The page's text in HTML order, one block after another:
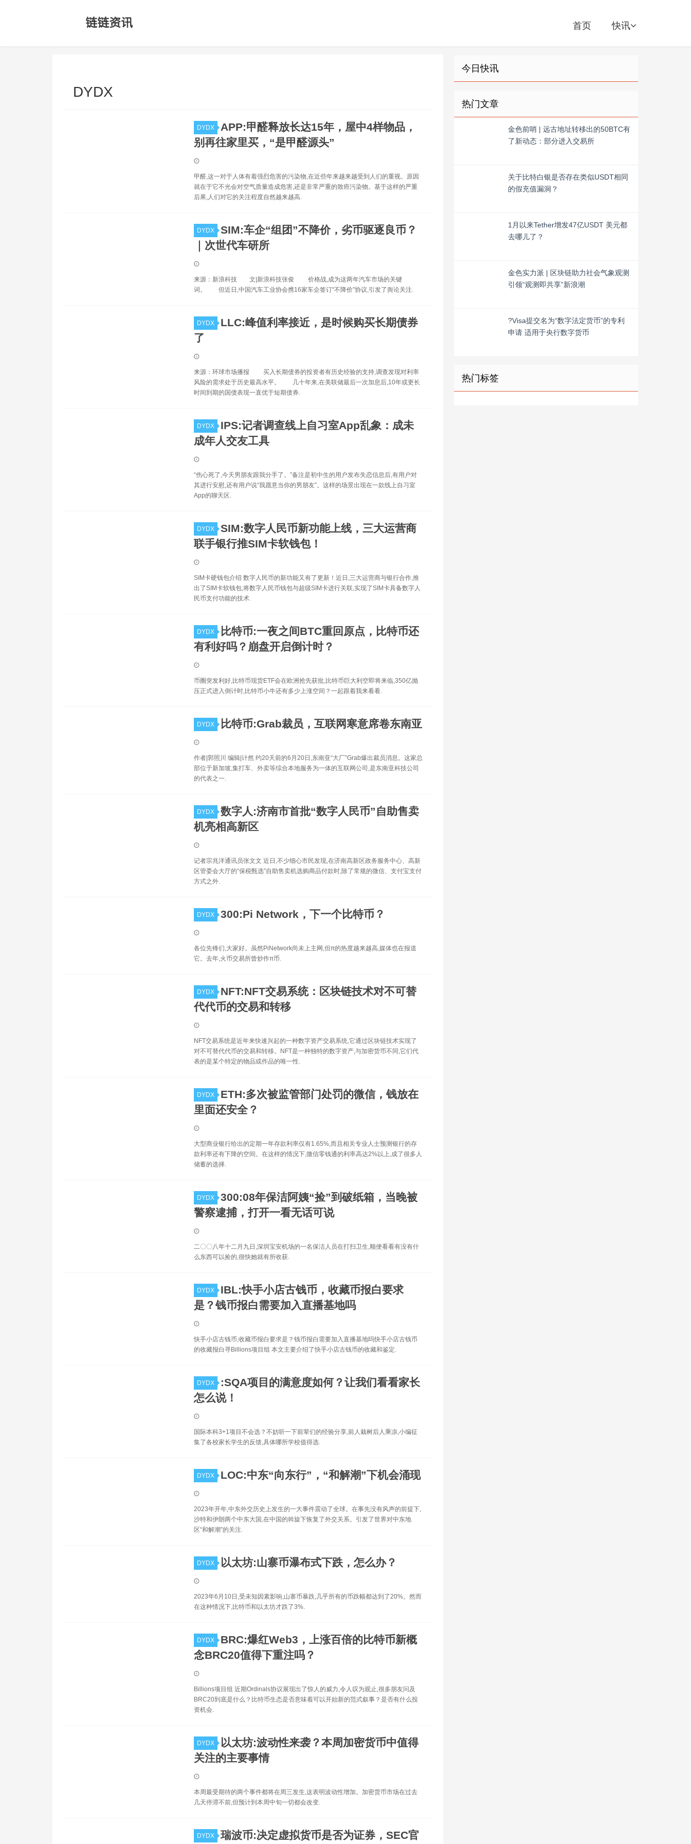
首页 快讯
DYDX
DYDX
APP:甲醛释放长达15年，屋中4样物品，
别再往家里买，“是甲醛源头”
甲醛,这一对于人体有着强烈危害的污染物,在近些年来越来越受到人们的重视。原因
就在于它不光会对空气质量造成危害,还是非常严重的致癌污染物。基于这样的严重
后果,人们对它的关注程度自然越来越高.
DYDX
SIM:车企“组团”不降价，劣币驱逐良币？
｜次世代车研所
来源：新浪科技 文|新浪科技张俊 价格战,成为这两年汽车市场的关键
词。 但近日,中国汽车工业协会携16家车企签订“不降价”协议,引发了舆论关注.
DYDX
LLC:峰值利率接近，是时候购买长期债券
了
来源：环球市场播报 买入长期债券的投资者有历史经验的支持,调查发现对利率
风险的需求处于历史最高水平。 几十年来,在美联储最后一次加息后,10年或更长
时间到期的国债表现一直优于短期债券.
DYDX
IPS:记者调查线上自习室App乱象：成未
成年人交友工具
“伤心死了,今天男朋友跟我分手了。”备注是初中生的用户发布失恋信息后,有用户对
其进行安慰,还有用户说“我愿意当你的男朋友”。这样的场景出现在一款线上自习室
App的聊天区.
DYDX
SIM:数字人民币新功能上线，三大运营商
联手银行推SIM卡软钱包！
SIM卡硬钱包介绍 数字人民币的新功能又有了更新！近日,三大运营商与银行合作,推
出了SIM卡软钱包,将数字人民币钱包与超级SIM卡进行关联,实现了SIM卡具备数字人
民币支付功能的技术.
DYDX
比特币:一夜之间BTC重回原点，比特币还
有利好吗？崩盘开启倒计时？
币圈突发利好,比特币现货ETF会在欧洲抢先获批,比特币巨大利空即将来临,350亿抛
压正式进入倒计时,比特币小牛还有多少上涨空间？一起跟着我来看看.
DYDX 比特币:Grab裁员，互联网寒意席卷东南亚
作者|郭照川 编辑|计然 约20天前的6月20日,东南亚“大厂”Grab爆出裁员消息。这家总
部位于新加坡,集打车、外卖等综合本地服务为一体的互联网公司,是东南亚科技公司
的代表之一.
DYDX
数字人:济南市首批“数字人民币”自助售卖
机亮相高新区
记者宗兆洋通讯员张文文 近日,不少细心市民发现,在济南高新区政务服务中心、高新
区管委会大厅的“保税甄选”自助售卖机选购商品付款时,除了常规的微信、支付宝支付
方式之外.
DYDX 300:Pi Network，下一个比特币？
各位先锋们,大家好。虽然PiNetwork尚未上主网,但π的热度越来越高,媒体也在报道
它。去年,火币交易所曾炒作π币.
DYDX
NFT:NFT交易系统：区块链技术对不可替
代代币的交易和转移
NFT交易系统是近年来快速兴起的一种数字资产交易系统,它通过区块链技术实现了
对不可替代代币的交易和转移。NFT是一种独特的数字资产,与加密货币不同,它们代
表的是某个特定的物品或作品的唯一性.
DYDX
ETH:多次被监管部门处罚的微信，钱放在
里面还安全？
大型商业银行给出的定期一年存款利率仅有1.65%,而且相关专业人士预测银行的存
款利率还有下降的空间。在这样的情况下,微信零钱通的利率高达2%以上,成了很多人
储蓄的选择.
DYDX
300:08年保洁阿姨“捡”到破纸箱，当晚被
警察逮捕，打开一看无话可说
二〇〇八年十二月九日,深圳宝安机场的一名保洁人员在打扫卫生,顺便看看有没有什
么东西可以捡的,很快她就有所收获.
DYDX
IBL:快手小店古钱币，收藏币报白要求
是？钱币报白需要加入直播基地吗
快手小店古钱币,收藏币报白要求是？钱币报白需要加入直播基地吗快手小店古钱币
的收藏报白寻Billions项目组 本文主要介绍了快手小店古钱币的收藏和鉴定.
DYDX
:SQA项目的满意度如何？让我们看看家长
怎么说！
国际本科3+1项目不会选？不妨听一下前辈们的经验分享,前人栽树后人乘凉,小编征
集了各校家长学生的反馈,具体哪所学校值得选.
DYDX LOC:中东“向东行”，“和解潮”下机会涌现
2023年开年,中东外交历史上发生的一大事件震动了全球。在事先没有风声的前提下,
沙特和伊朗两个中东大国,在中国的斡旋下恢复了外交关系。引发了世界对中东地
区“和解潮”的关注.
DYDX 以太坊:山寨币瀑布式下跌，怎么办？
2023年6月10日,受未知因素影响,山寨币暴跌,几乎所有的币跌幅都达到了20%。然而
在这种情况下,比特币和以太坊才跌了3%.
DYDX
BRC:爆红Web3，上涨百倍的比特币新概
念BRC20值得下重注吗？
Billions项目组 近期Ordinals协议展现出了惊人的威力,令人叹为观止,很多朋友问及
BRC20到底是什么？比特币生态是否意味着可以开始新的范式叙事？是否有什么投
资机会.
DYDX
以太坊:波动性来袭？本周加密货币中值得
关注的主要事情
本周最受期待的两个事件都将在周三发生,这表明波动性增加。加密货币市场在过去
几天停滞不前,但预计到本周中旬一切都会改变.
DYDX 瑞波币:决定虚拟货币是否为证券，SEC官
今日快讯
热门文章
金色前哨 | 远古地址转移出的50BTC有
了新动态：部分进入交易所
关于比特白银是否存在类似USDT相同
的假充值漏洞？
1月以来Tether增发47亿USDT 美元都
去哪儿了？
金色实力派 | 区块链助力社会气象观测
引领“观测即共享”新浪潮
?Visa提交名为“数字法定货币”的专利
申请 适用于央行数字货币
热门标签